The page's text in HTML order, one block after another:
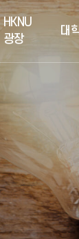
HKNU
광장
대